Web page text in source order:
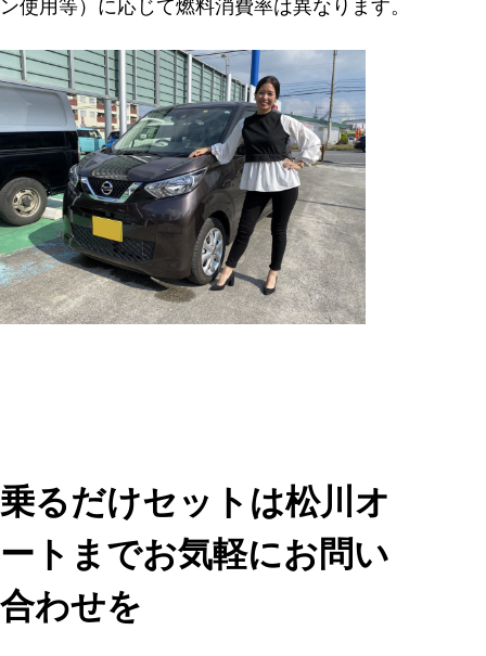
ン使用等）に応じて燃料消費率は異なります。
乗るだけセットは松川オ
ートまでお気軽にお問い
合わせを